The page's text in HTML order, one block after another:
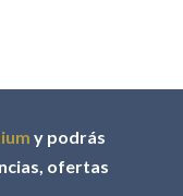
y podrás
ofertas